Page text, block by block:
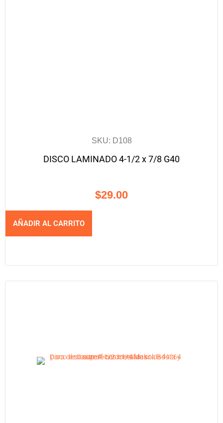
SKU: D108
DISCO LAMINADO 4-1/2 x 7/8 G40
$29.00
AÑADIR AL CARRITO